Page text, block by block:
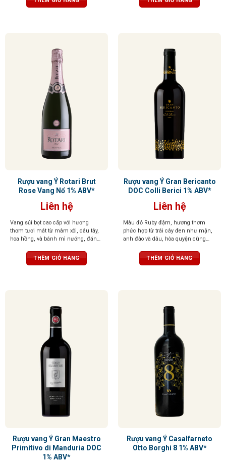
Rượu vang Ý Rotari Brut
Rose Vang Nổ 1% ABV*
Liên hệ
Vang sủi bọt cao cấp với hương
thơm tươi mát từ mâm xôi, dâu tây,
hoa hồng, và bánh mì nướng, đánh
bằng với vị ngọt dịu, bọt mịn tan
chảy tạo cảm giác sảng khoái
THÊM GIỎ HÀNG
Rượu vang Ý Gran Bericanto
DOC Colli Berici 1% ABV*
Liên hệ
Màu đỏ Ruby đậm, hương thơm
phức hợp từ trái cây đen như mận,
anh đào và dâu, hòa quyện cùng
thanh lịch, tannin mềm mại, hậu vị
ấn tượng
THÊM GIỎ HÀNG
Rượu vang Ý Gran Maestro
Primitivo di Manduria DOC
1% ABV*
Rượu vang Ý Casalfarneto
Otto Borghi 8 1% ABV*